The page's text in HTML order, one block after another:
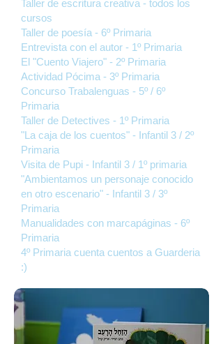
Taller de escritura creativa - todos los
cursos
Taller de poesía - 6º Primaria
Entrevista con el autor - 1º Primaria
El "Cuento Viajero" - 2º Primaria
Actividad Pócima - 3º Primaria
Concurso Trabalenguas - 5º / 6º
Primaria
Taller de Detectives - 1º Primaria
"La caja de los cuentos" - Infantil 3 / 2º
Primaria
Visita de Pupi - Infantil 3 / 1º primaria
"Ambientamos un personaje conocido
en otro escenario" - Infantil 3 / 3º
Primaria
Manualidades con marcapáginas - 6º
Primaria
4º Primaria cuenta cuentos a Guarderia
:)